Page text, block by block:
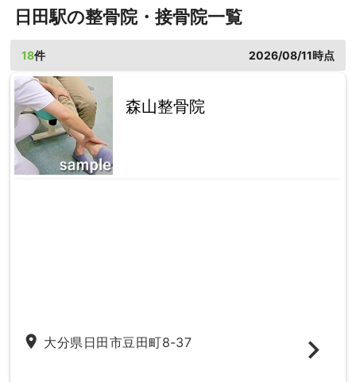
日田駅の整骨院・接骨院一覧
18件 2026/08/11時点
森山整骨院
place 大分県日田市豆田町8-37